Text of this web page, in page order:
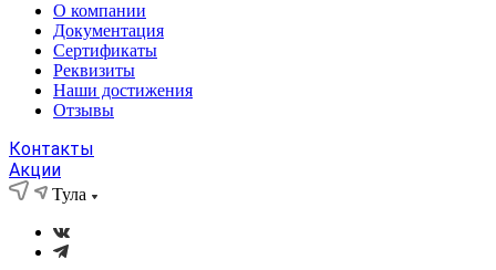
О компании
Документация
Сертификаты
Реквизиты
Наши достижения
Отзывы
Контакты
Акции
Тула